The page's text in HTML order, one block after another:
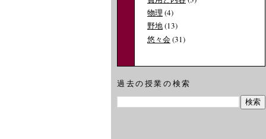
物理 (4)
野地(13)
悠々会(31)
過去の授業の検索